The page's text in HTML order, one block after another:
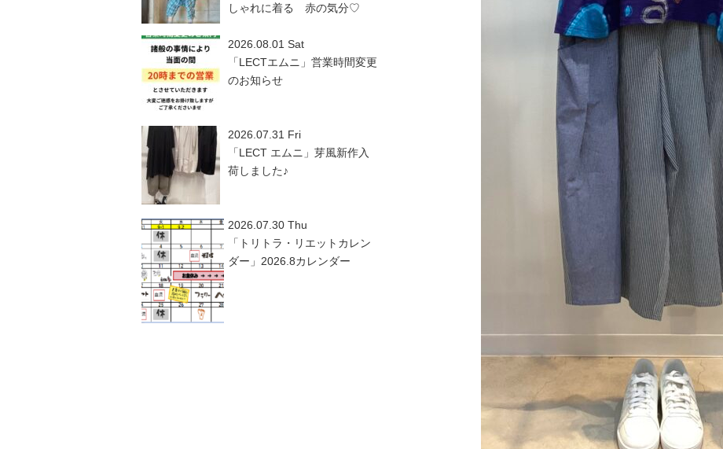
しゃれに着る 赤の気分♡
2026.08.01 Sat
「LECTエムニ」営業時間変更
のお知らせ
2026.07.31 Fri
「LECT エムニ」芽風新作入
荷しました♪
2026.07.30 Thu
「トリトラ・リエットカレン
ダー」2026.8カレンダー